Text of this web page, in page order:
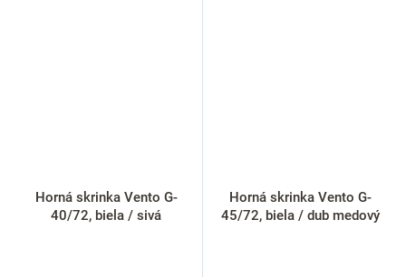
Horná skrinka Vento G-
40/72, biela / sivá
Horná skrinka Vento G-
45/72, biela / dub medový